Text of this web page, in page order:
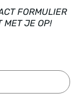
FORMULIER
MET JE OP!